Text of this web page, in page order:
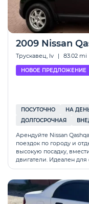
2009 Nissan
Трускавец, lv | 83.02 mi
НОВОЕ ПРЕДЛОЖЕНИЕ
ПОСУТОЧНО НА
ДОЛГОСРОЧНАЯ
Арендуйте Nissan
поездок по городу и
высокую посадку,
двигатели. Идеален для